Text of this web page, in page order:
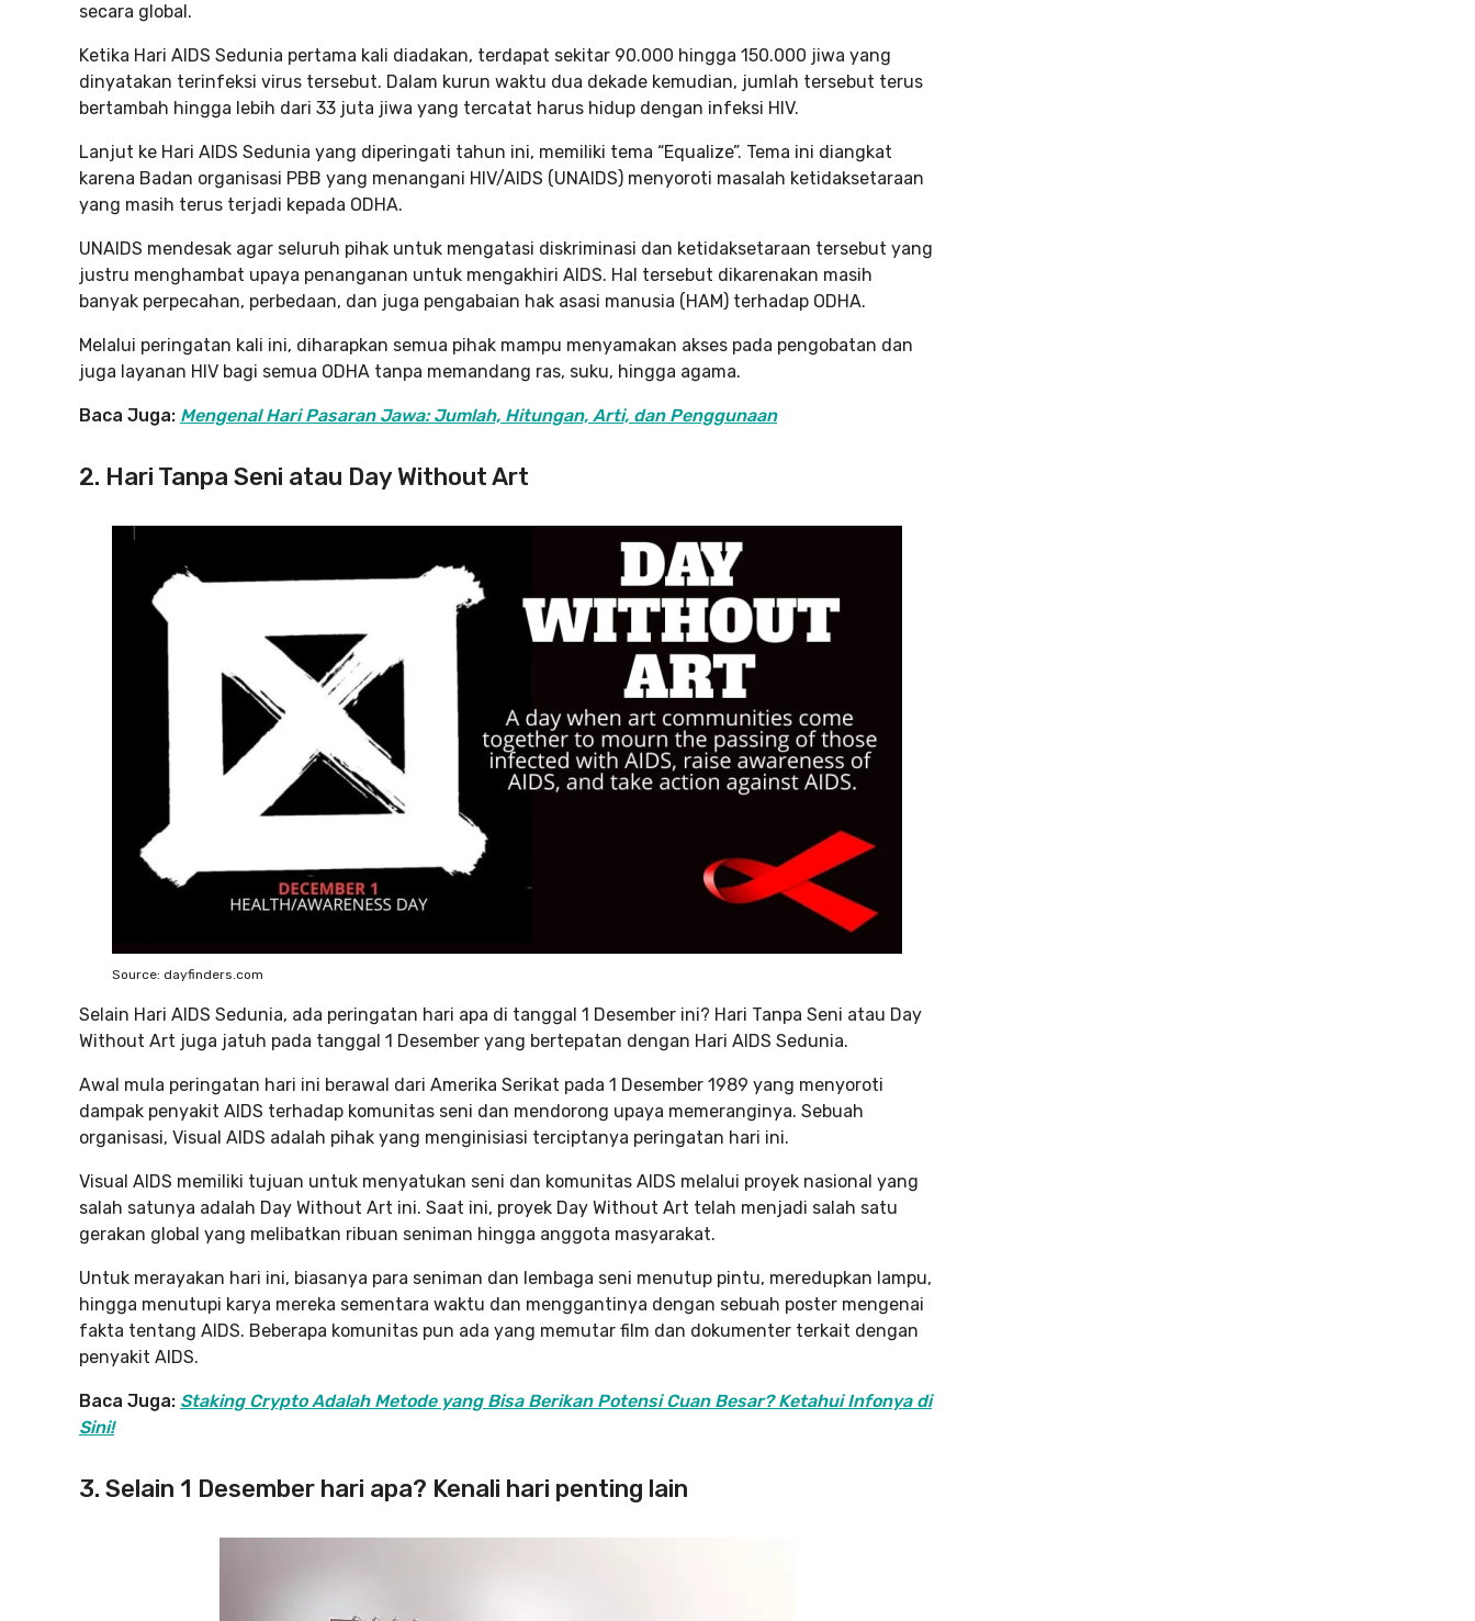
secara global.
Ketika Hari AIDS Sedunia pertama kali diadakan, terdapat sekitar 90.000 hingga 150.000 jiwa yang
dinyatakan terinfeksi virus tersebut. Dalam kurun waktu dua dekade kemudian, jumlah tersebut terus
bertambah hingga lebih dari 33 juta jiwa yang tercatat harus hidup dengan infeksi HIV.
Lanjut ke Hari AIDS Sedunia yang diperingati tahun ini, memiliki tema “Equalize”. Tema ini diangkat
karena Badan organisasi PBB yang menangani HIV/AIDS (UNAIDS) menyoroti masalah ketidaksetaraan
yang masih terus terjadi kepada ODHA.
UNAIDS mendesak agar seluruh pihak untuk mengatasi diskriminasi dan ketidaksetaraan tersebut yang
justru menghambat upaya penanganan untuk mengakhiri AIDS. Hal tersebut dikarenakan masih
banyak perpecahan, perbedaan, dan juga pengabaian hak asasi manusia (HAM) terhadap ODHA.
Melalui peringatan kali ini, diharapkan semua pihak mampu menyamakan akses pada pengobatan dan
juga layanan HIV bagi semua ODHA tanpa memandang ras, suku, hingga agama.
Baca Juga: Mengenal Hari Pasaran Jawa: Jumlah, Hitungan, Arti, dan Penggunaan
2. Hari Tanpa Seni atau Day Without Art
Source: dayfinders.com
Selain Hari AIDS Sedunia, ada peringatan hari apa di tanggal 1 Desember ini? Hari Tanpa Seni atau Day
Without Art juga jatuh pada tanggal 1 Desember yang bertepatan dengan Hari AIDS Sedunia.
Awal mula peringatan hari ini berawal dari Amerika Serikat pada 1 Desember 1989 yang menyoroti
dampak penyakit AIDS terhadap komunitas seni dan mendorong upaya memeranginya. Sebuah
organisasi, Visual AIDS adalah pihak yang menginisiasi terciptanya peringatan hari ini.
Visual AIDS memiliki tujuan untuk menyatukan seni dan komunitas AIDS melalui proyek nasional yang
salah satunya adalah Day Without Art ini. Saat ini, proyek Day Without Art telah menjadi salah satu
gerakan global yang melibatkan ribuan seniman hingga anggota masyarakat.
Untuk merayakan hari ini, biasanya para seniman dan lembaga seni menutup pintu, meredupkan lampu,
hingga menutupi karya mereka sementara waktu dan menggantinya dengan sebuah poster mengenai
fakta tentang AIDS. Beberapa komunitas pun ada yang memutar film dan dokumenter terkait dengan
penyakit AIDS.
Baca Juga: Staking Crypto Adalah Metode yang Bisa Berikan Potensi Cuan Besar? Ketahui Infonya di
Sini!
3. Selain 1 Desember hari apa? Kenali hari penting lain